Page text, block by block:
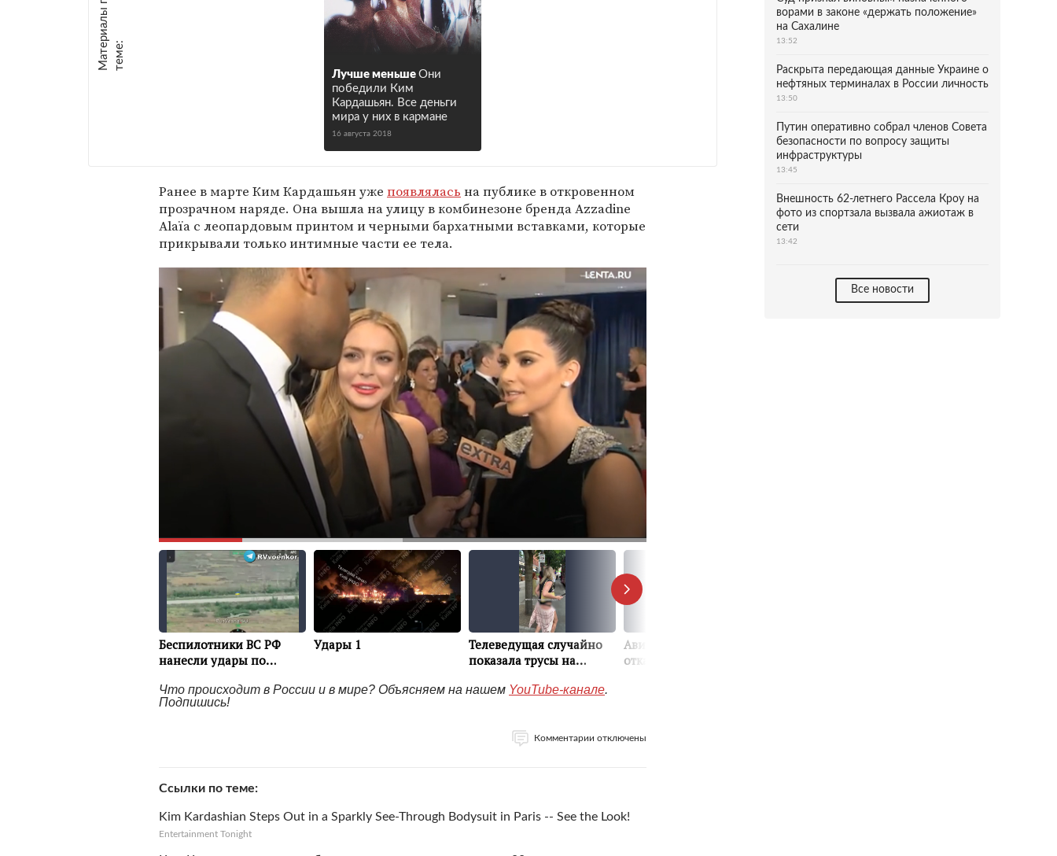
М
а
т е
р
и
а
л
ы
п
о
т
е
м
е :
Лучше меньше Они
победили Ким
Кардашьян. Все деньги
мира у них в кармане
16 августа 2018
Ранее в марте Ким Кардашьян уже появлялась на публике в откровенном
прозрачном наряде. Она вышла на улицу в комбинезоне бренда Azzadine
Alaïa с леопардовым принтом и черными бархатными вставками, которые
прикрывали только интимные части ее тела.
Что происходит в России и в мире? Объясняем на нашем YouTube-канале.
Подпишись!
Комментарии отключены
Ссылки по теме
Kim Kardashian Steps Out in a Sparkly See-Through Bodysuit in Paris -- See the Look!
Entertainment Tonight
ворами в законе «держать положение»
на Сахалине
13:52
Раскрыта передающая данные Украине о
нефтяных терминалах в России личность
13:50
Путин оперативно собрал членов Совета
безопасности по вопросу защиты
инфраструктуры
13:45
Внешность 62-летнего Рассела Кроу на
фото из спортзала вызвала ажиотаж в
сети
13:42
Все новости